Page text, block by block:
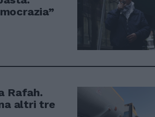
Rafah.
altri tre